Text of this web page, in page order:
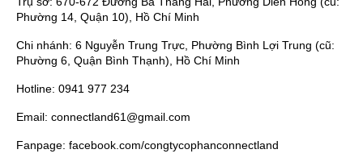
Phường 14, Quận 10), Hồ Chí Minh
Chi nhánh: 6 Nguyễn Trung Trực, Phường Bình Lợi Trung (cũ:
Phường 6, Quận Bình Thạnh), Hồ Chí Minh
Hotline: 0941 977 234
Email: connectland61@gmail.com
Fanpage: facebook.com/congtycophanconnectland